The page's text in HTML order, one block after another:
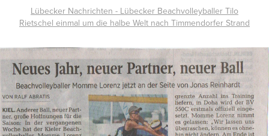
Lübecker Nachrichten - Lübecker Beachvolleyballer Tilo
Rietschel einmal um die halbe Welt nach Timmendorfer Strand